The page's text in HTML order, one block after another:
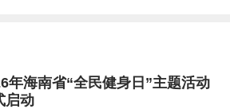
年海南省“全民健身日”主题活动
启动